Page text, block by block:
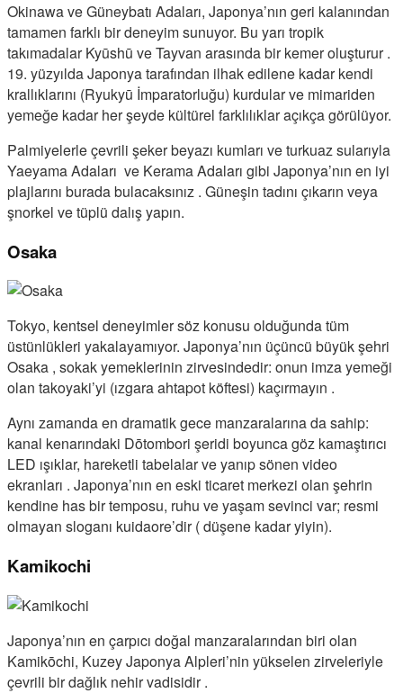
Okinawa ve Güneybatı Adaları, Japonya’nın geri kalanından
tamamen farklı bir deneyim sunuyor. Bu yarı tropik
takımadalar Kyūshū ve Tayvan arasında bir kemer oluşturur .
19. yüzyılda Japonya tarafından ilhak edilene kadar kendi
krallıklarını (Ryukyū İmparatorluğu) kurdular ve mimariden
yemeğe kadar her şeyde kültürel farklılıklar açıkça görülüyor.
Palmiyelerle çevrili şeker beyazı kumları ve turkuaz sularıyla
Yaeyama Adaları ve Kerama Adaları gibi Japonya’nın en iyi
plajlarını burada bulacaksınız . Güneşin tadını çıkarın veya
şnorkel ve tüplü dalış yapın.
Osaka
Tokyo, kentsel deneyimler söz konusu olduğunda tüm
üstünlükleri yakalayamıyor. Japonya’nın üçüncü büyük şehri
Osaka , sokak yemeklerinin zirvesindedir: onun imza yemeği
olan takoyaki’yi (ızgara ahtapot köftesi) kaçırmayın .
Aynı zamanda en dramatik gece manzaralarına da sahip:
kanal kenarındaki Dōtombori şeridi boyunca göz kamaştırıcı
LED ışıklar, hareketli tabelalar ve yanıp sönen video
ekranları . Japonya’nın en eski ticaret merkezi olan şehrin
kendine has bir temposu, ruhu ve yaşam sevinci var; resmi
olmayan sloganı kuidaore’dir ( düşene kadar yiyin).
Kamikochi
Japonya’nın en çarpıcı doğal manzaralarından biri olan
Kamikōchi, Kuzey Japonya Alpleri’nin yükselen zirveleriyle
çevrili bir dağlık nehir vadisidir .